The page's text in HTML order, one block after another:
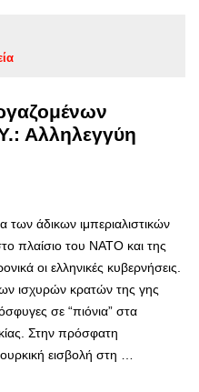
Αλληλεγγύη
των άδικων ιμπεριαλιστικών
πλαίσιο του ΝΑΤΟ και της
οι ελληνικές κυβερνήσεις.
ισχυρών κρατών της γης
σε “πιόνια” στα
Στην πρόσφατη
εισβολή στη …